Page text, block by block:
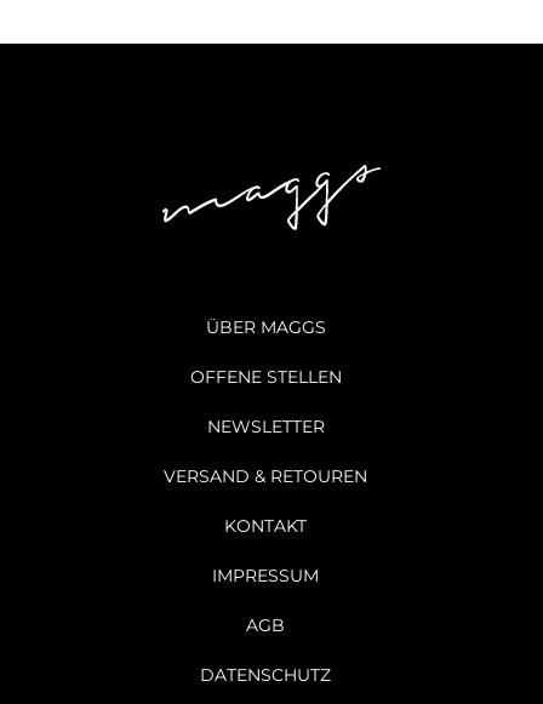
ÜBER MAGGS
OFFENE STELLEN
NEWSLETTER
VERSAND & RETOUREN
KONTAKT
IMPRESSUM
AGB
DATENSCHUTZ